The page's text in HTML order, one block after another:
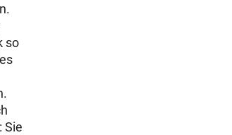
so
Sie